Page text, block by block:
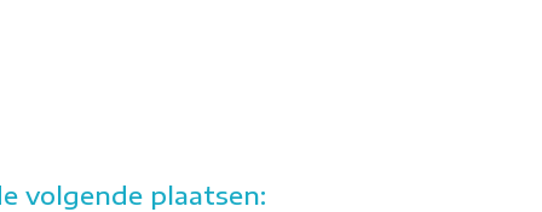
volgende plaatsen: